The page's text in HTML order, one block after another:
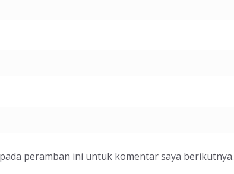
peramban ini untuk komentar saya berikutnya.